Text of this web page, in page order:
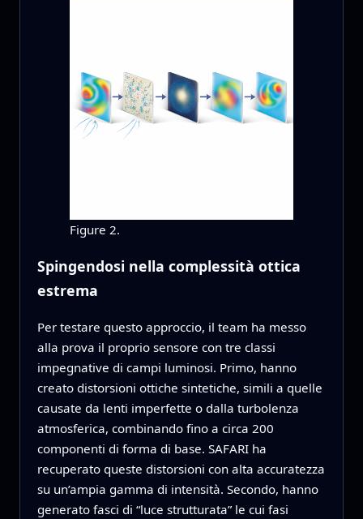
Figure 2.
Spingendosi nella complessità ottica
estrema
Per testare questo approccio, il team ha messo
alla prova il proprio sensore con tre classi
impegnative di campi luminosi. Primo, hanno
creato distorsioni ottiche sintetiche, simili a quelle
causate da lenti imperfette o dalla turbolenza
atmosferica, combinando fino a circa 200
componenti di forma di base. SAFARI ha
recuperato queste distorsioni con alta accuratezza
su un’ampia gamma di intensità. Secondo, hanno
generato fasci di “luce strutturata” le cui fasi